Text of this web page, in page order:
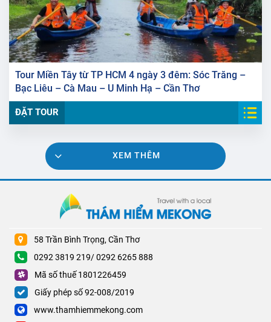
Tour Miền Tây từ TP HCM 4 ngày 3 đêm: Sóc Trăng –
Bạc Liêu – Cà Mau – U Minh Hạ – Cần Thơ
ĐẶT TOUR
XEM THÊM
58 Trần Bình Trọng, Cần Thơ
0292 3819 219/ 0292 6265 888
Mã số thuế 1801226459
Giấy phép số 92-008/2019
www.thamhiemmekong.com